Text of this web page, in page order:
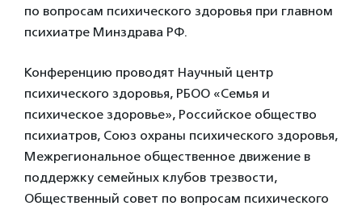
по вопросам психического здоровья при главном
психиатре Минздрава РФ.
Конференцию проводят Научный центр
психического здоровья, РБОО «Семья и
психическое здоровье», Российское общество
психиатров, Союз охраны психического здоровья,
Межрегиональное общественное движение в
поддержку семейных клубов трезвости,
Общественный совет по вопросам психического